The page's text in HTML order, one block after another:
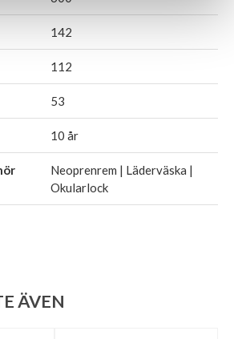
142
112
53
10 år
Neoprenrem | Läderväska |
Okularlock
ÄVEN